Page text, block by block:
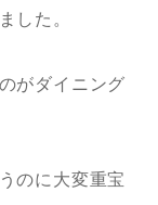
した。
がダイニング
のに大変重宝